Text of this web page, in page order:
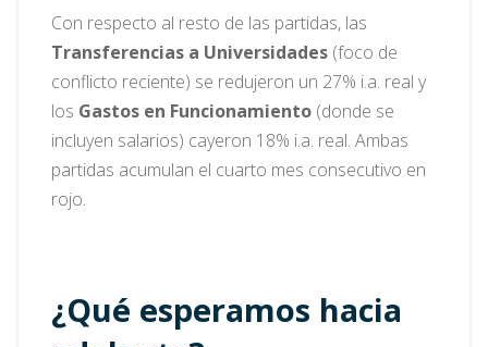
Con respecto al resto de las partidas, las
Transferencias a Universidades (foco de
conflicto reciente) se redujeron un 27% i.a. real y
los Gastos en Funcionamiento (donde se
incluyen salarios) cayeron 18% i.a. real. Ambas
partidas acumulan el cuarto mes consecutivo en
rojo.
¿Qué esperamos hacia